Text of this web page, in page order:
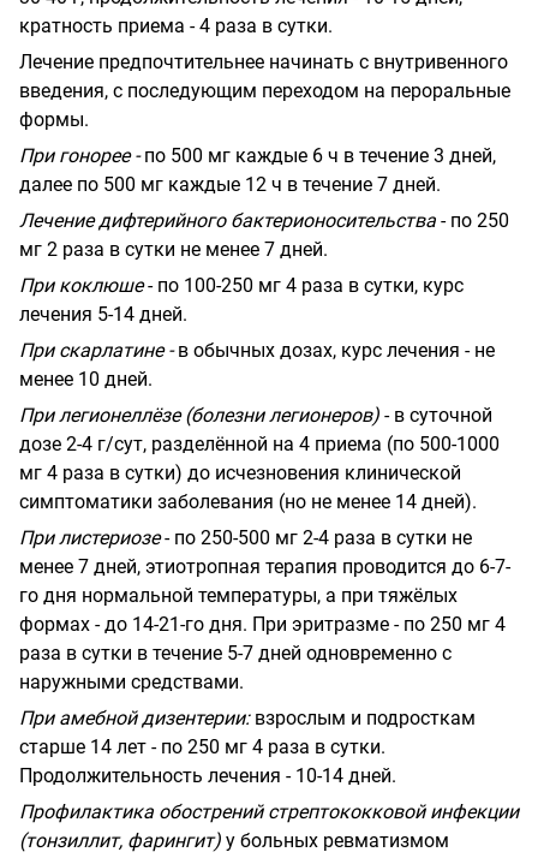
кратность приема - 4 раза в сутки.
Лечение предпочтительнее начинать с внутривенного
введения, с последующим переходом на пероральные
формы.
При гонорее -по 500 мг каждые 6 ч в течение 3 дней,
далее по 500 мг каждые 12 ч в течение 7 дней.
Лечение дифтерийного бактерионосительства - по 250
мг 2 раза в сутки не менее 7 дней.
При коклюше- по 100-250 мг 4 раза в сутки, курс
лечения 5-14 дней.
При скарлатине -в обычных дозах, курс лечения - не
менее 10 дней.
При легионеллёзе (болезни легионеров) - в суточной
дозе 2-4 г/сут, разделённой на 4 приема (по 500-1000
мг 4 раза в сутки) до исчезновения клинической
симптоматики заболевания (но не менее 14 дней).
При листериозе- по 250-500 мг 2-4 раза в сутки не
менее 7 дней, этиотропная терапия проводится до 6-7-
го дня нормальной температуры, а при тяжёлых
формах - до 14-21-го дня. При эритразме - по 250 мг 4
раза в сутки в течение 5-7 дней одновременно с
наружными средствами.
При амебной дизентерии:взрослым и подросткам
старше 14 лет - по 250 мг 4 раза в сутки.
Продолжительность лечения - 10-14 дней.
Профилактика обострений стрептококковой инфекции
(тонзиллит, фарингит) у больных ревматизмом